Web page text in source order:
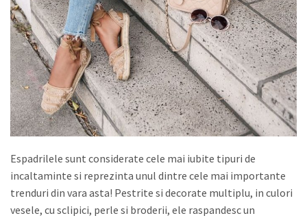
Espadrilele sunt considerate cele mai iubite tipuri de
incaltaminte si reprezinta unul dintre cele mai importante
trenduri din vara asta! Pestrite si decorate multiplu, in culori
vesele, cu sclipici, perle si broderii, ele raspandesc un